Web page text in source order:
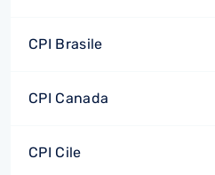
CPI Brasile
CPI Canada
CPI Cile